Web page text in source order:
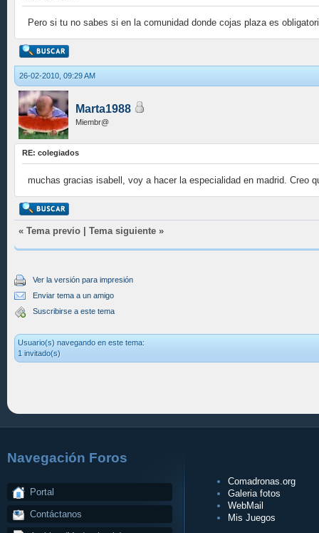
Pero si tu no sabes si en la comunidad donde cojas plaza es
26-02-2010, 09:29 AM
Marta1988
Miembr@
RE: colegiados
muchas gracias isabell, voy a hacer la especialidad en madrid. Creo
« Tema previo Tema siguiente »
Ver la versión para impresión
Enviar tema a un amigo
Suscribirse a este tema
Usuario(s) navegando en este tema:
1 invitado(s)
Navegación Foros
Portal
Contáctanos
Comadronas.org
Galeria fotos
WebMail
Mis Juegos